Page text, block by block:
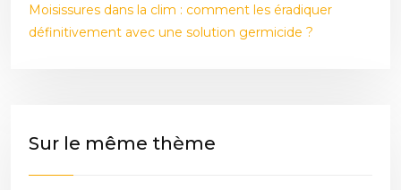
Moisissures dans la clim : comment les éradiquer
définitivement avec une solution germicide ?
Sur le même thème